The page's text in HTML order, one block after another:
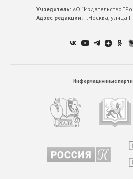
Учредитель:АО “Издательство
Адрес редакции:г.Москва, улица
Информационные